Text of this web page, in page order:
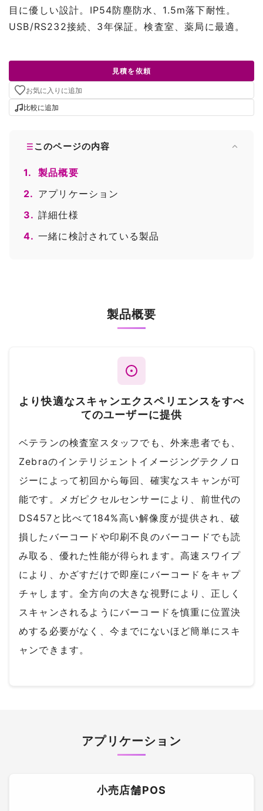
目に優しい設計。IP54防塵防水、1.5m落下耐性。
USB/RS232接続、3年保証。検査室、薬局に最適。
見積を依頼
お気に入りに追加
比較に追加
このページの内容
1.
製品概要
2. アプリケーション
3. 詳細仕様
4. 一緒に検討されている製品
製品概要
より快適なスキャンエクスペリエンスをすべ
てのユーザーに提供
ベテランの検査室スタッフでも、外来患者でも、
Zebraのインテリジェントイメージングテクノロ
ジーによって初回から毎回、確実なスキャンが可
能です。メガピクセルセンサーにより、前世代の
DS457と比べて184%高い解像度が提供され、破
損したバーコードや印刷不良のバーコードでも読
み取る、優れた性能が得られます。高速スワイプ
により、かざすだけで即座にバーコードをキャプ
チャします。全方向の大きな視野により、正しく
スキャンされるようにバーコードを慎重に位置決
めする必要がなく、今までにないほど簡単にスキ
ャンできます。
アプリケーション
小売店舗POS